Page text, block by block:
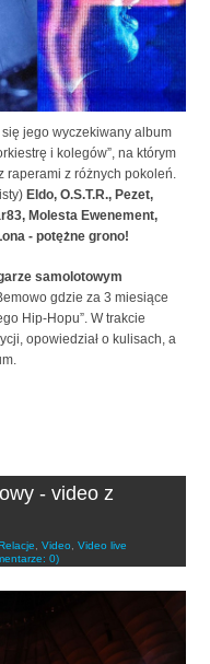
jego wyczekiwany album
i kolegów”, na którym
raperami z różnych pokoleń.
Eldo, O.S.T.R., Pezet,
Molesta Ewenement,
- potężne grono!
samolotowym
gdzie za 3 miesiące
Hip-Hopu”. W trakcie
opowiedział o kulisach, a
- video z
Video
Video live
0)